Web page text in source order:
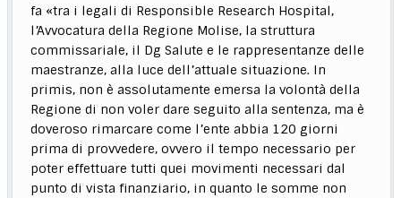
fa «tra i legali di Responsible Research Hospital,
l’Avvocatura della Regione Molise, la struttura
commissariale, il Dg Salute e le rappresentanze delle
maestranze, alla luce dell’attuale situazione. In
primis, non è assolutamente emersa la volontà della
Regione di non voler dare seguito alla sentenza, ma è
doveroso rimarcare come l’ente abbia 120 giorni
prima di provvedere, ovvero il tempo necessario per
poter effettuare tutti quei movimenti necessari dal
punto di vista finanziario, in quanto le somme non